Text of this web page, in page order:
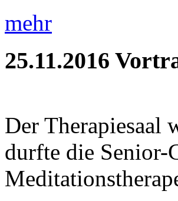
mehr
25.11.2016
Der Therapiesaal
durfte die